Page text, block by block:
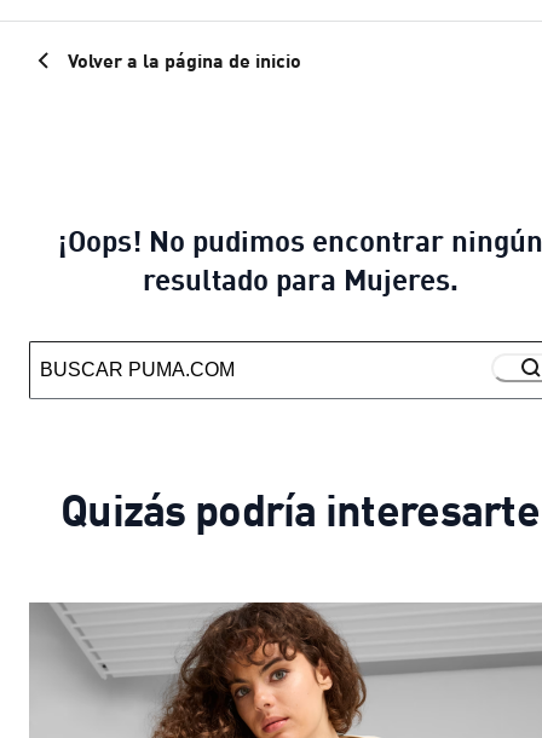
Volver a la página de inicio
¡Oops! No pudimos encontrar ningún
resultado para Mujeres.
Quizás podría interesarte